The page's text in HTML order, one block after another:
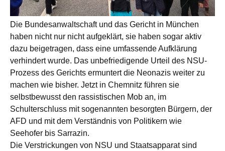
Die Bundesanwaltschaft und das Gericht in München
haben nicht nur nicht aufgeklärt, sie haben sogar aktiv
dazu beigetragen, dass eine umfassende Aufklärung
verhindert wurde. Das unbefriedigende Urteil des NSU-
Prozess des Gerichts ermuntert die Neonazis weiter zu
machen wie bisher. Jetzt in Chemnitz führen sie
selbstbewusst den rassistischen Mob an, im
Schulterschluss mit sogenannten besorgten Bürgern, der
AFD und mit dem Verständnis von Politikern wie
Seehofer bis Sarrazin.
Die Verstrickungen von NSU und Staatsapparat sind